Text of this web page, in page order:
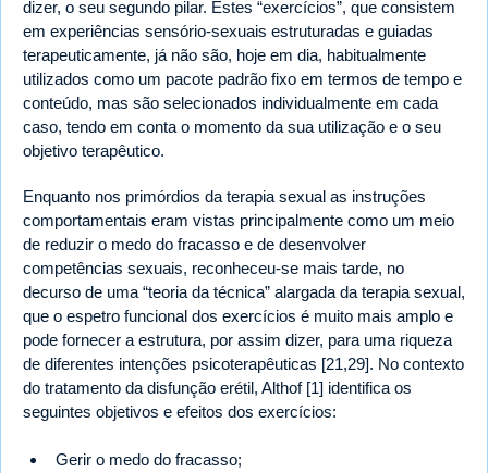
dizer, o seu segundo pilar. Estes “exercícios”, que consistem
em experiências sensório-sexuais estruturadas e guiadas
terapeuticamente, já não são, hoje em dia, habitualmente
utilizados como um pacote padrão fixo em termos de tempo e
conteúdo, mas são selecionados individualmente em cada
caso, tendo em conta o momento da sua utilização e o seu
objetivo terapêutico.
Enquanto nos primórdios da terapia sexual as instruções
comportamentais eram vistas principalmente como um meio
de reduzir o medo do fracasso e de desenvolver
competências sexuais, reconheceu-se mais tarde, no
decurso de uma “teoria da técnica” alargada da terapia sexual,
que o espetro funcional dos exercícios é muito mais amplo e
pode fornecer a estrutura, por assim dizer, para uma riqueza
de diferentes intenções psicoterapêuticas [21,29]. No contexto
do tratamento da disfunção erétil, Althof [1] identifica os
seguintes objetivos e efeitos dos exercícios:
Gerir o medo do fracasso;